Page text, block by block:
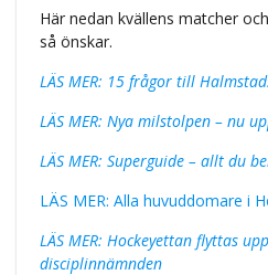
Här nedan kvällens matcher
så önskar.
LÄS MER: 15 frågor till
LÄS MER: Nya milstolpen – nu
LÄS MER: Superguide – allt du
LÄS MER: Alla huvuddomare i
LÄS MER: Hockeyettan flyttas
disciplinnämnden